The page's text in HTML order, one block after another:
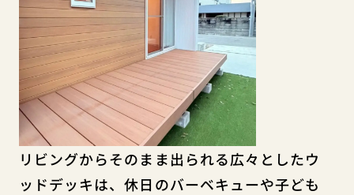
リビングからそのまま出られる広々としたウ
ッドデッキは、休日のバーベキューや子ども